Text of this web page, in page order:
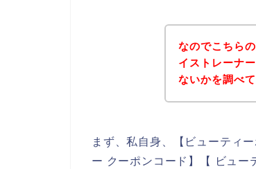
なのでこちら
イストレーナ
ないかを調べ
まず、私自身、【ビューティ
ー クーポンコード】【 ビュー